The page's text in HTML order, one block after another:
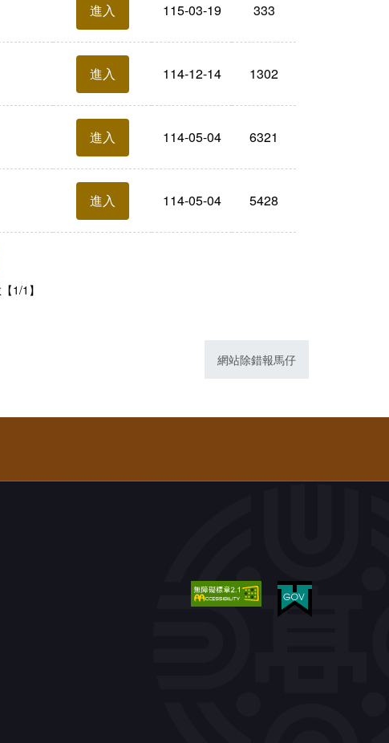
進入 115-03-19 333
進入 114-12-14 1302
進入 114-05-04 6321
進入 114-05-04 5428
1/1】
網站除錯報馬仔